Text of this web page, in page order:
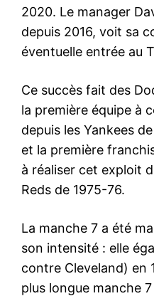
2020. Le manager
depuis 2016, voit sa
éventuelle entrée au
Ce succès fait des
la première équipe à
depuis les Yankees
et la première
à réaliser cet exploit
Reds de 1975-76.
La manche 7 a été
son intensité : elle
contre Cleveland) en
plus longue manche 7